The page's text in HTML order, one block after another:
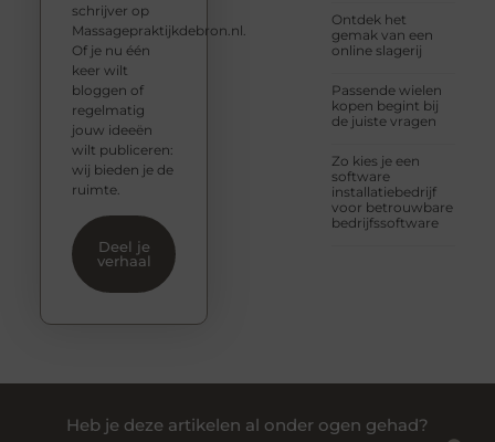
Ontdek het
gemak van een
online slagerij
Passende wielen
kopen begint bij
de juiste vragen
Zo kies je een
software
installatiebedrijf
voor betrouwbare
bedrijfssoftware
schrijver op
Massagepraktijkdebron.nl.
Of je nu één
keer wilt
bloggen of
regelmatig
jouw ideeën
wilt publiceren:
wij bieden je de
ruimte.
Deel je
verhaal
Heb je deze artikelen al onder ogen gehad?